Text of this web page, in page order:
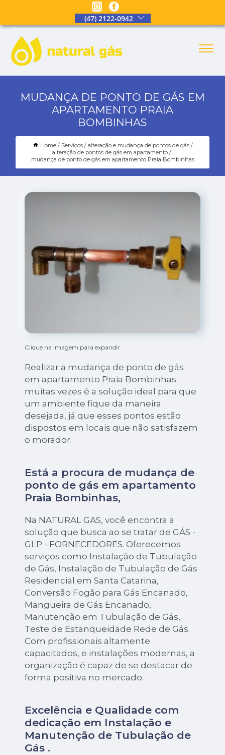
(47) 2122-0942
MUDANÇA DE PONTO DE GÁS EM
APARTAMENTO PRAIA
BOMBINHAS
Home Serviços
alteração e mudança de pontos de gás
alteração de pontos de gás em apartamento
mudança de ponto de gás em apartamento Praia Bombinhas
Clique na imagem para expandir
Realizar a mudança de ponto de gás
em apartamento Praia Bombinhas
muitas vezes é a solução ideal para que
um ambiente fique da maneira
desejada, já que esses pontos estão
dispostos em locais que não satisfazem
o morador.
Está a procura de mudança de
ponto de gás em apartamento
Praia Bombinhas,
Na NATURAL GAS, você encontra a
solução que busca ao se tratar de GÁS -
GLP - FORNECEDORES. Oferecemos
serviços como Instalação de Tubulação
de Gás, Instalação de Tubulação de Gás
Residencial em Santa Catarina,
Conversão Fogão para Gás Encanado,
Mangueira de Gás Encanado,
Manutenção em Tubulação de Gás,
Teste de Estanqueidade Rede de Gás.
Com profissionais altamente
capacitados, e instalações modernas, a
organização é capaz de se destacar de
forma positiva no mercado.
Excelência e Qualidade com
dedicação em Instalação e
Manutenção de Tubulação de
Gás .